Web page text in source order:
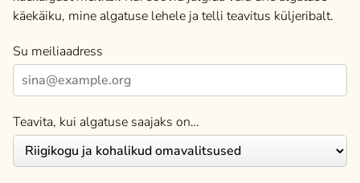
käekäiku, mine algatuse lehele ja telli teavitus küljeribalt.
Su meiliaadress
Teavita, kui algatuse saajaks on…